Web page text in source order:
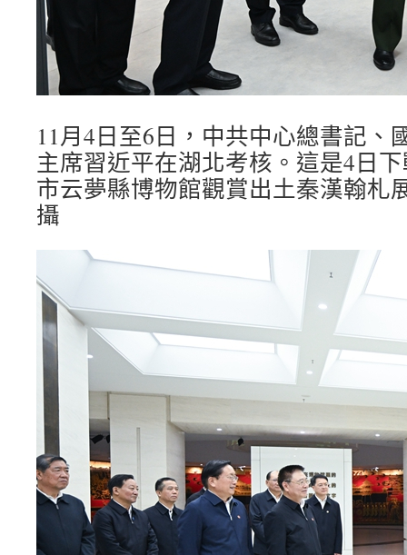
11月4日至6日，中共中心總書記、
主席習近平在湖北考核。這是4日
市云夢縣博物館觀賞出土秦漢翰札
攝